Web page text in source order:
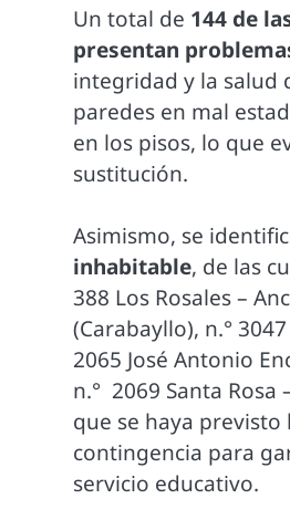
Un total de 144 de
presentan
integridad y la salud
paredes en mal
en los pisos, lo que
sustitución.
Asimismo, se
inhabitable, de las
388 Los Rosales –
(Carabayllo), n.°
2065 José Antonio
n.° 2069 Santa
que se haya
contingencia para
servicio educativo.